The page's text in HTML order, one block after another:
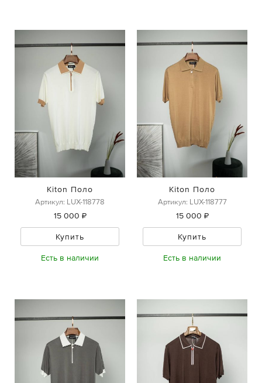
Kiton Поло
Артикул: LUX-118778
15 000 ₽
Купить
Есть в наличии
Kiton Поло
Артикул: LUX-118777
15 000 ₽
Купить
Есть в наличии